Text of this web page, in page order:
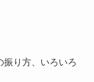
振り方、いろいろ